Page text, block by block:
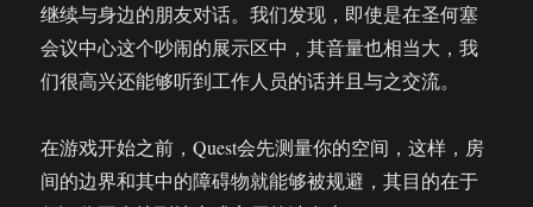
继续与身边的朋友对话。我们发现，即使是在圣何塞
会议中心这个吵闹的展示区中，其音量也相当大，我
们很高兴还能够听到工作人员的话并且与之交流。
在游戏开始之前，Quest会先测量你的空间，这样，房
间的边界和其中的障碍物就能够被规避，其目的在于